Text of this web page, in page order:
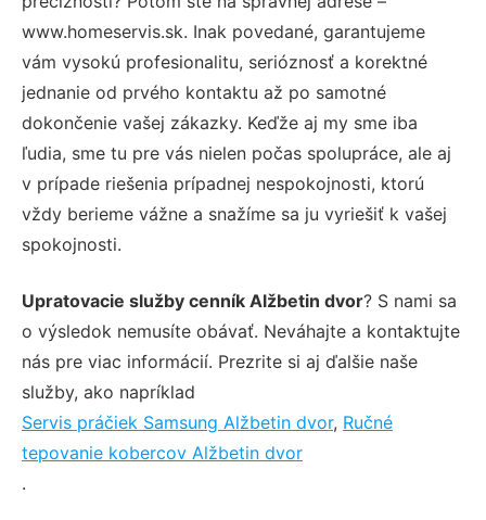
www.homeservis.sk. Inak povedané, garantujeme
vám vysokú profesionalitu, serióznosť a korektné
jednanie od prvého kontaktu až po samotné
dokončenie vašej zákazky. Keďže aj my sme iba
ľudia, sme tu pre vás nielen počas spolupráce, ale aj
v prípade riešenia prípadnej nespokojnosti, ktorú
vždy berieme vážne a snažíme sa ju vyriešiť k vašej
spokojnosti.
Upratovacie služby cenník Alžbetin dvor? S nami sa
o výsledok nemusíte obávať. Neváhajte a kontaktujte
nás pre viac informácií. Prezrite si aj ďalšie naše
služby, ako napríklad
Servis práčiek Samsung Alžbetin dvor, Ručné
tepovanie kobercov Alžbetin dvor
.